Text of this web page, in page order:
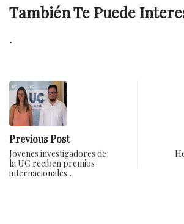
También Te Puede
.
Previous Post
Jóvenes investigadores de
la UC reciben premios
internacionales…